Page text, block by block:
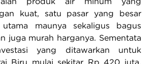
kuat, satu pasar yang besar
maunya sekaligus bagus
juga murah harganya. Sementata
yang ditawarkan untuk
Biru mulai sekitar Rp 420 juta,